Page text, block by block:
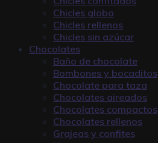
Chicles globo
Chicles rellenos
Chicles sin azúcar
Chocolates
Baño de chocolate
Bombones y bocaditos
Chocolate para taza
Chocolates aireados
Chocolates compactos
Chocolates rellenos
Grajeas y confites